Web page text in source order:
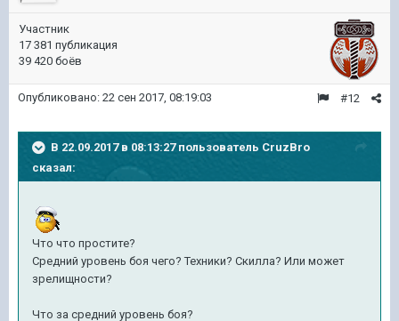
Участник
17 381 публикация
39 420 боёв
#12
Опубликовано: 22 сен 2017, 08:19:03
В 22.09.2017 в 08:13:27 пользователь CruzBro
сказал:
Что что простите?
Средний уровень боя чего? Техники? Скилла? Или может
зрелищности?
Что за средний уровень боя?